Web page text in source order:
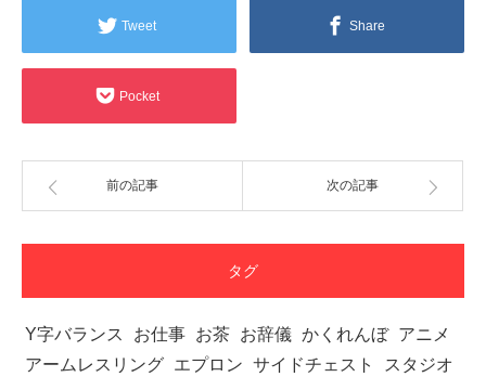
Tweet Share
Pocket
前の記事 次の記事
タグ
Y字バランス お仕事 お茶 お辞儀 かくれんぼ アニメ
アームレスリング エプロン サイドチェスト
スタジオ